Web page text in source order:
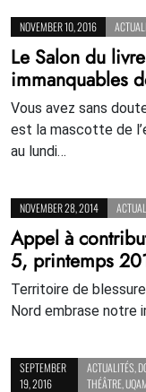
NOVEMBER 10, 2016
Le Salon du
immanquables
Vous avez sans
est la mascotte de
au lundi…
NOVEMBER 28, 2014
Appel à
5, printemps
Territoire de
Nord embrase notre
SEPTEMBER
19, 2016
ACTUALITÉS
THÉÂTRE ,